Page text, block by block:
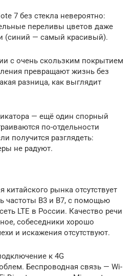
7 без стекла невероятно:
переливы цветов даже
(синий — самый красивый).
с очень скользким покрытием
превращают жизнь без
разница, как выглядит
— ещё один спорный
по-отдельности
получится разглядеть:
не радуют.
китайского рынка отсутствует
частоты B3 и B7, с помощью
LTE в России. Качество речи
собеседники хорошо
и искажения отсутствуют.
к 4G
Беспроводная связь — Wi-